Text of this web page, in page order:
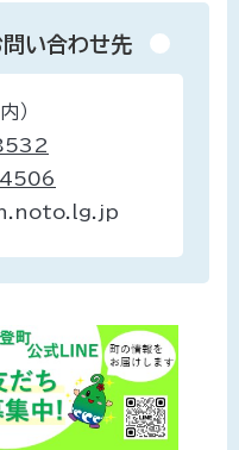
い合わせ先
）